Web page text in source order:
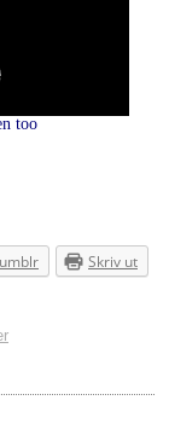
too
Skriv ut